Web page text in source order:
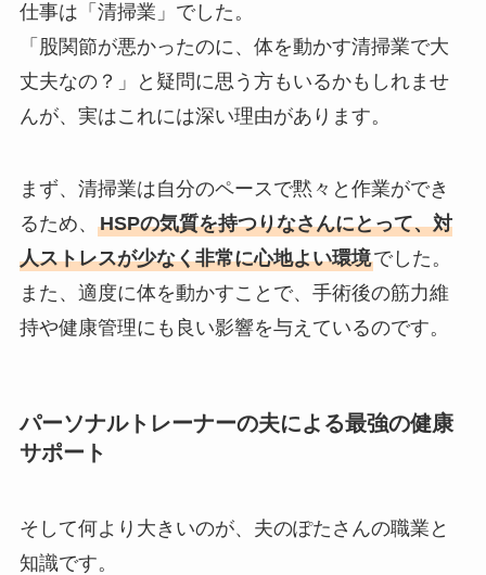
仕事は「清掃業」でした。
「股関節が悪かったのに、体を動かす清掃業で大
丈夫なの？」と疑問に思う方もいるかもしれませ
んが、実はこれには深い理由があります。
まず、清掃業は自分のペースで黙々と作業ができ
るため、 HSPの気質を持つりなさんにとって、対
人ストレスが少なく非常に心地よい環境でした。
また、適度に体を動かすことで、手術後の筋力維
持や健康管理にも良い影響を与えているのです。
パーソナルトレーナーの夫による最強の健康
サポート
そして何より大きいのが、夫のぽたさんの職業と
知識です。